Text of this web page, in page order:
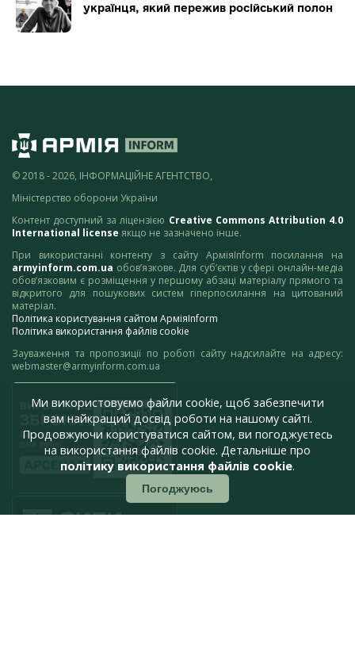
українця, який пережив російський полон
© 2018 - 2026, ІНФОРМАЦІЙНЕ АГЕНТСТВО,
Міністерство оборони України
Контент доступний за ліцензією Creative Commons Attribution 4.0
International license якщо не зазначено інше.
При використанні контенту з сайту АрміяInform посилання на
armyinform.com.ua обов’язкове. Для суб’єктів у сфері онлайн-медіа
обов’язковим є розміщення у першому абзаці матеріалу прямого та
відкритого для пошукових систем гіперпосилання на цитований
матеріал.
Політика користування сайтом АрміяInform
Політика використання файлів cookie
Зауваження та пропозиції по роботі сайту надсилайте на адресу:
webmaster@armyinform.com.ua
Ми використовуємо файли cookie, щоб забезпечити
вам найкращий досвід роботи на нашому сайті.
Продовжуючи користуватися сайтом, ви погоджуєтесь
на використання файлів cookie. Детальніше про
політику використання файлів cookie.
Погоджуюсь